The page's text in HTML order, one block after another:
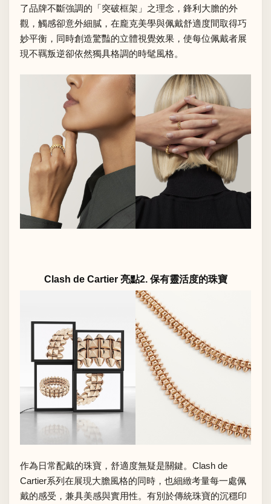
了品牌不斷強調的「突破框架」之理念，鋒利大膽的外
觀，觸感卻意外細膩，在龐克美學與佩戴舒適度間取得巧
妙平衡，同時創造驚豔的立體視覺效果，使每位佩戴者展
現不羈叛逆卻依然獨具格調的時髦風格。
Clash de Cartier 亮點2. 保有靈活度的珠寶
作為日常配戴的珠寶，舒適度無疑是關鍵。Clash de
Cartier系列在展現大膽風格的同時，也細緻考量每一處佩
戴的感受，兼具美感與實用性。有別於傳統珠寶的沉穩印